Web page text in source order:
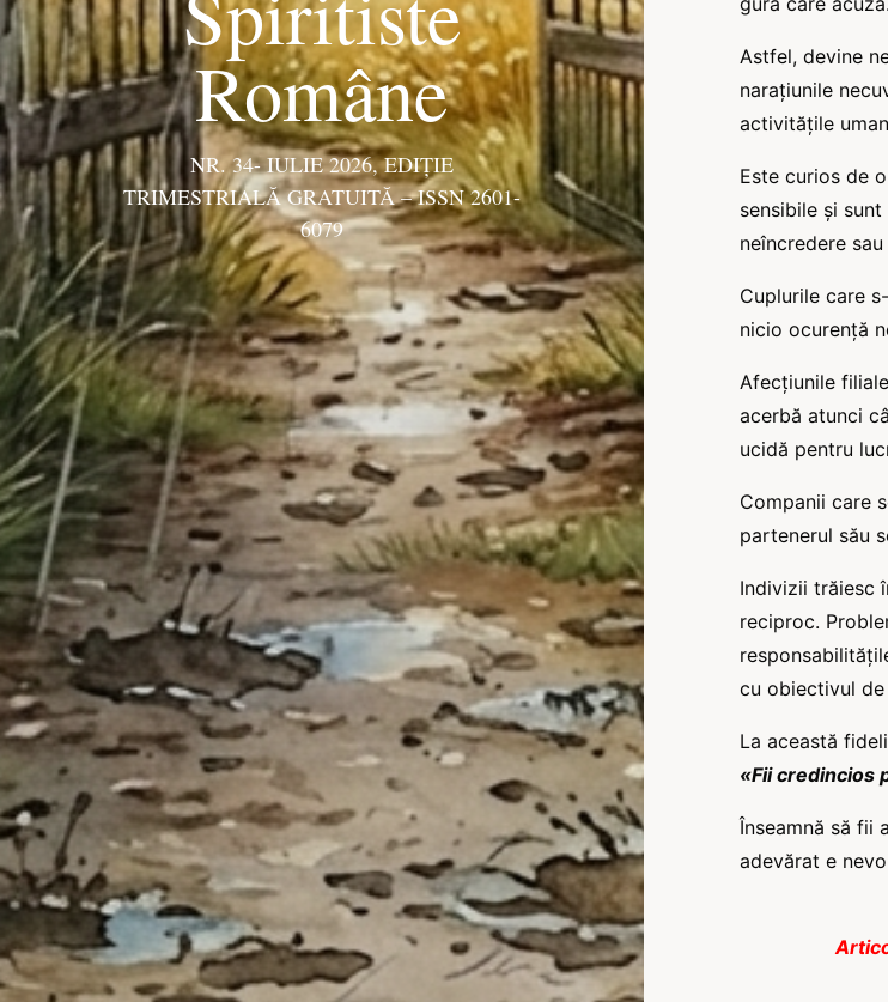
Române
NR. 34- IULIE 2026, EDIŢIE
TRIMESTRIALĂ GRATUITĂ – ISSN 2601-
6079
Astfel, devine
narațiunile
activitățile
Este curios de
sensibile și
neîncredere
Cuplurile care
nicio ocurență
Afecțiunile
acerbă atunci
ucidă pentru
Companii care
partenerul său
Indivizii trăiesc
reciproc.
cu obiectivul
La această
«Fii credincios
Înseamnă să fii
adevărat e